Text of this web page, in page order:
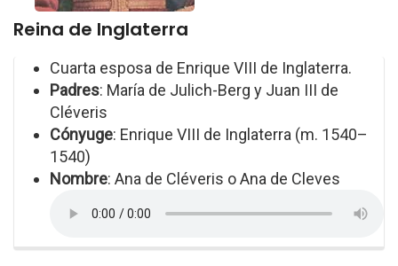
Reina de Inglaterra
Cuarta esposa de Enrique VIII de Inglaterra.
Padres: María de Julich-Berg y Juan III de
Cléveris
Cónyuge: Enrique VIII de Inglaterra (m. 1540–
1540)
Nombre: Ana de Cléveris o Ana de Cleves